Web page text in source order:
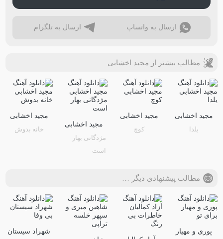
ارسال به واتساپ ارسال به تلگرام
مطالب بیشتر از مجید اخشابی
مجید اخشابی
یلدا
مجید اخشابی
کوچ
مجید اخشابی
مژدگانی بهار
است
مجید اخشابی
خانه بدوش
مطالب پیشنهادی دیگر …
پوری و مهیار
شهراد سیستان